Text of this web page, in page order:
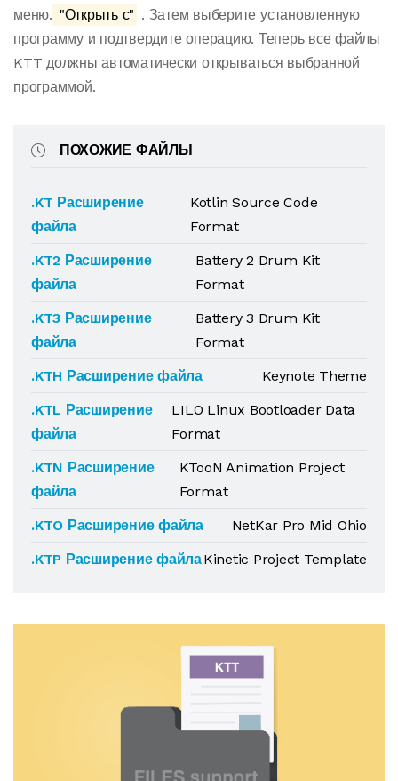
меню. "Открыть с" . Затем выберите установленную
программу и подтвердите операцию. Теперь все файлы
KTT должны автоматически открываться выбранной
программой.
ПОХОЖИЕ ФАЙЛЫ
.KT Расширение
файла
Kotlin Source Code
Format
.KT2 Расширение
файла
Battery 2 Drum Kit
Format
.KT3 Расширение
файла
Battery 3 Drum Kit
Format
.KTH Расширение файла
Keynote Theme
.KTL Расширение
файла
LILO Linux Bootloader Data
Format
.KTN Расширение
файла
KTooN Animation Project
Format
.KTO Расширение файла
NetKar Pro Mid Ohio
.KTP Расширение файлаKinetic Project Template